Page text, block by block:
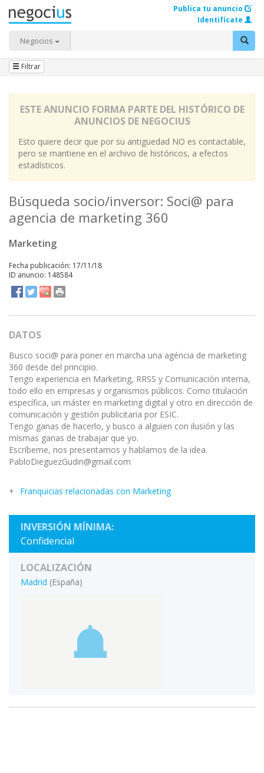
Negocios
Publica tu anuncio
Identifícate
Filtrar
ESTE ANUNCIO FORMA PARTE DEL HISTÓRICO DE
ANUNCIOS DE NEGOCIUS
Esto quiere decir que por su antigüedad NO es contactable,
pero se mantiene en el archivo de históricos, a efectos
estadísticos.
Búsqueda socio/inversor: Soci@ para
agencia de marketing 360
Marketing
Fecha publicación: 17/11/18
ID anuncio: 148584
DATOS
Busco soci@ para poner en marcha una agéncia de marketing
360 desde del principio.
Tengo experiencia en Marketing, RRSS y Comunicación interna,
todo ello en empresas y organismos públicos. Como titulación
específica, un máster en marketing digital y otro en dirección de
comunicación y gestión publicitaria por ESIC.
Tengo ganas de hacerlo, y busco a alguien con ilusión y las
mismas ganas de trabajar que yo.
Escríbeme, nos presentamos y hablamos de la idea.
PabloDieguezGudin@gmail.com
Franquicias relacionadas con Marketing
INVERSIÓN MÍNIMA:
Confidencial
LOCALIZACIÓN
Madrid (España)